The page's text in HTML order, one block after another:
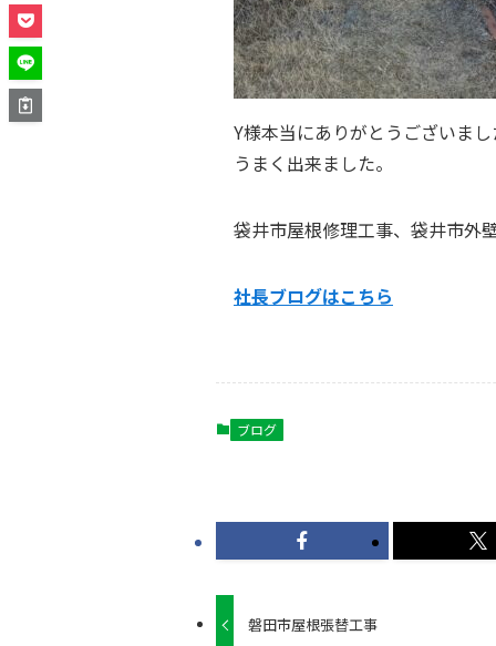
Y様本当にありがとうございま
うまく出来ました。
袋井市屋根修理工事、袋井市外
社長ブログはこ ちら
ブログ
磐田市屋根張替工事